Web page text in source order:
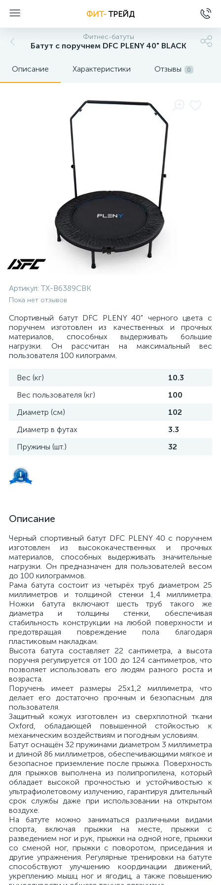
ФИТ-ТРЕЙД
Фитнес-батуты
Батут с поручнем DFC PLENY 40" BLACK
Описание Характеристики Отзывы 0
Артикул:TX-B6389CBK
Пока нет отзывов
Спортивный батут DFC PLENY 40" черного цвета с
поручнем изготовлен из качественных и прочных
материалов, способных выдерживать большие
нагрузки. Он рассчитан на максимальный вес
пользователя 100 килограмм.
Вес (кг)
10.3
Вес пользователя (кг)
100
Диаметр (см)
102
Диаметр в футах
3.3
Пружины (шт.)
32
Описание
Черный спортивный батут DFC PLENY 40 с поручнем
изготовлен из высококачественных и прочных
материалов, способных выдерживать значительные
нагрузки. Он предназначен для пользователей весом
до 100 килограммов.
Рама батута состоит из четырёх труб диаметром 25
миллиметров и толщиной стенки 1,4 миллиметра.
Ножки батута включают шесть труб такого же
диаметра и толщины стенки, обеспечивая
стабильность конструкции на любой поверхности и
предотвращая повреждение пола благодаря
пластиковым накладкам.
Высота батута составляет 22 сантиметра, а высота
поручня регулируется от 100 до 124 сантиметров, что
позволяет использовать его людям разного роста и
возраста.
Поручень имеет размеры 25x1,2 миллиметра, что
делает его достаточно прочным и безопасным для
пользователя.
Защитный кожух изготовлен из сверхплотной ткани
Oxford, обладающей повышенной стойкостью к
механическим воздействиям и погодным условиям.
Батут оснащён 32 пружинами диаметром 3 миллиметра
и длиной 86 миллиметров, обеспечивающими мягкое и
безопасное приземление после прыжка. Поверхность
для прыжков выполнена из полипропилена, который
обладает высокой прочностью и устойчивостью к
ультрафиолетовому излучению, гарантируя длительный
срок службы даже при использовании на открытом
воздухе.
На батуте можно заниматься различными видами
спорта, включая прыжки на месте, прыжки с
разведением ног и рук, прыжки на одной ноге, прыжки
со сменой ног, прыжки с поворотом, приседания и
другие упражнения. Регулярные тренировки на батуте
способствуют улучшению координации движений,
укреплению мышц ног и ягодиц, а также повышению